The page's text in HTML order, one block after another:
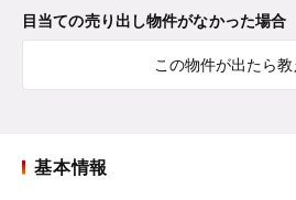
目当ての売り出し物件がなかった場合
この物件が出たら教
基本情報